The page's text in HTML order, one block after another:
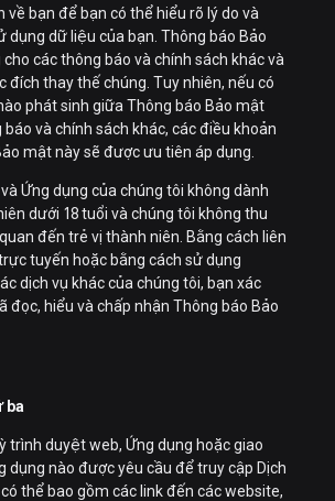
về bạn để bạn có thể hiểu rõ lý do và
dụng dữ liệu của bạn. Thông báo Bảo
các thông báo và chính sách khác và
đích thay thế chúng. Tuy nhiên, nếu có
phát sinh giữa Thông báo Bảo mật
và chính sách khác, các điều khoản
mật này sẽ được ưu tiên áp dụng.
Ứng dụng của chúng tôi không dành
dưới 18 tuổi và chúng tôi không thu
đến trẻ vị thành niên. Bằng cách liên
tuyến hoặc bằng cách sử dụng
dịch vụ khác của chúng tôi, bạn xác
đọc, hiểu và chấp nhận Thông báo Bảo
ba
trình duyệt web, Ứng dụng hoặc giao
dụng nào được yêu cầu để truy cập Dịch
thể bao gồm các link đến các website,